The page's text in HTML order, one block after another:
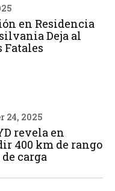
en Residencia
Deja al
Fatales
24, 2025
revela en
400 km de rango
carga